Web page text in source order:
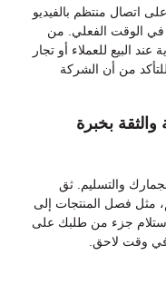
اتصال منتظم بالفيديو
في الوقت الفعلي. من
البيع للعملاء أو تجار
من أن الشركة
والثقة بخبرة
والتسليم. ثق
مثل فصل المنتجات إلى
جزء من طلبك على
في وقت لاحق.